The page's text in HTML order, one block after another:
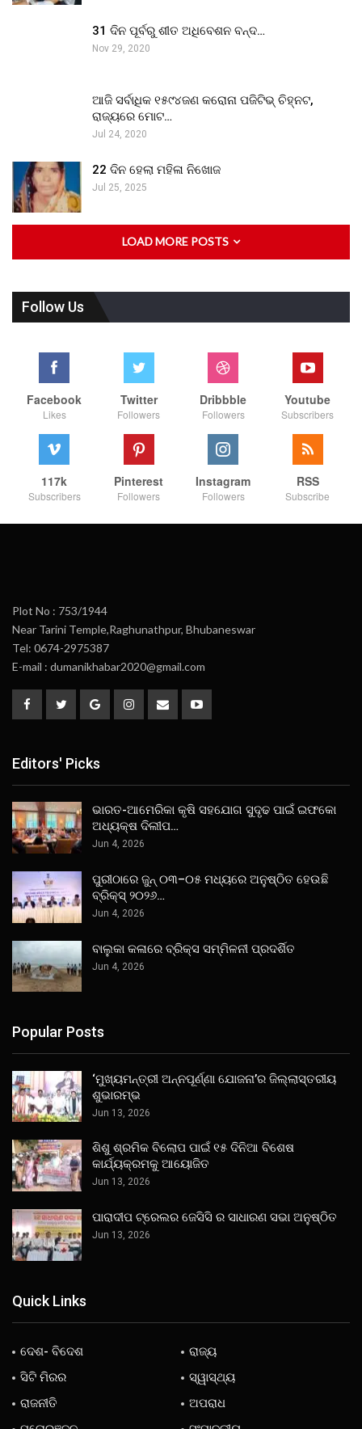
31 ଦିନ ପୂର୍ବରୁ ଶୀତ ଅଧିବେଶନ ବନ୍ଦ…
Nov 29, 2020
ଆଜି ସର୍ବାଧିକ ୧୫୯୪ଜଣ କରୋନା ପଜିଟିଭ୍ ଚିହ୍ନଟ,
ରାଜ୍ୟରେ ମୋଟ…
Jul 24, 2020
22 ଦିନ ହେଲା ମହିଳା ନିଖୋଜ
Jul 25, 2025
LOAD MORE POSTS
Follow Us
Facebook
Likes
Twitter
Followers
Dribbble
Followers
Youtube
Subscribers
117k
Subscribers
Pinterest
Followers
Instagram
Followers
RSS
Subscribe
Plot No : 753/1944
Near Tarini Temple,Raghunathpur, Bhubaneswar
Tel: 0674-2975387
E-mail : dumanikhabar2020@gmail.com
Editors' Picks
ଭାରତ-ଆମେରିକା କୃଷି ସହଯୋଗ ସୁଦୃଢ ପାଇଁ ଇଫକୋ
ଅଧ୍ୟକ୍ଷ ଦିଲୀପ…
Jun 4, 2026
ପୁରୀଠାରେ ଜୁନ୍ ୦୩–୦୫ ମଧ୍ୟରେ ଅନୁଷ୍ଠିତ ହେଉଛି
ବ୍ରିକ୍ସ୍ ୨୦୨୬…
Jun 4, 2026
ବାଲୁକା କଳାରେ ବ୍ରିକ୍ସ ସମ୍ମିଳନୀ ପ୍ରଦର୍ଶିତ
Jun 4, 2026
Popular Posts
‘ମୁଖ୍ୟମନ୍ତ୍ରୀ ଅନ୍ନପୂର୍ଣ୍ଣା ଯୋଜନା’ର ଜିଲ୍ଲାସ୍ତରୀୟ
ଶୁଭାରମ୍ଭ
Jun 13, 2026
ଶିଶୁ ଶ୍ରମିକ ବିଲୋପ ପାଇଁ ୧୫ ଦିନିଆ ବିଶେଷ
କାର୍ଯ୍ୟକ୍ରମକୁ ଆୟୋଜିତ
Jun 13, 2026
ପାରାଦୀପ ଟ୍ରେଲର ଜେସିସି ର ସାଧାରଣ ସଭା ଅନୁଷ୍ଠିତ
Jun 13, 2026
Quick Links
ଦେଶ- ବିଦେଶ
ରାଜ୍ୟ
ସିଟି ମିରର
ସ୍ୱାସ୍ଥ୍ୟ
ରାଜନୀତି
ଅପରାଧ